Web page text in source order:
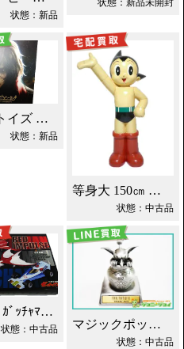
状態：新品
ホットトイズ キャプテン・ハーロック 買取！
状態：新品
等身大 150㎝ 鉄腕アトム ウイクル ATS 買取！
状態：中古品
EX合金 ｶﾞｯﾁｬﾏﾝ ﾒｶｺﾚｸｼｮﾝ Aｾｯﾄ買取！
状態：中古品 マジックポット ファイナルファンタジー クロムフィギュア買取！
状態：中古品